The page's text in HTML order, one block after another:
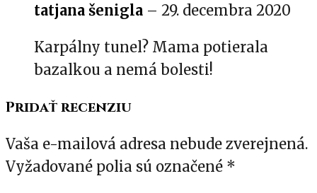
tatjana šenigla – 29. decembra 2020
Karpálny tunel? Mama potierala
bazalkou a nemá bolesti!
Pridať recenziu
Vaša e-mailová adresa nebude zverejnená.
Vyžadované polia sú označené *